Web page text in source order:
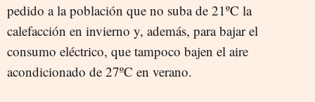
pedido a la población que no suba de 21ºC la
calefacción en invierno y, además, para bajar el
consumo eléctrico, que tampoco bajen el aire
acondicionado de 27ºC en verano.